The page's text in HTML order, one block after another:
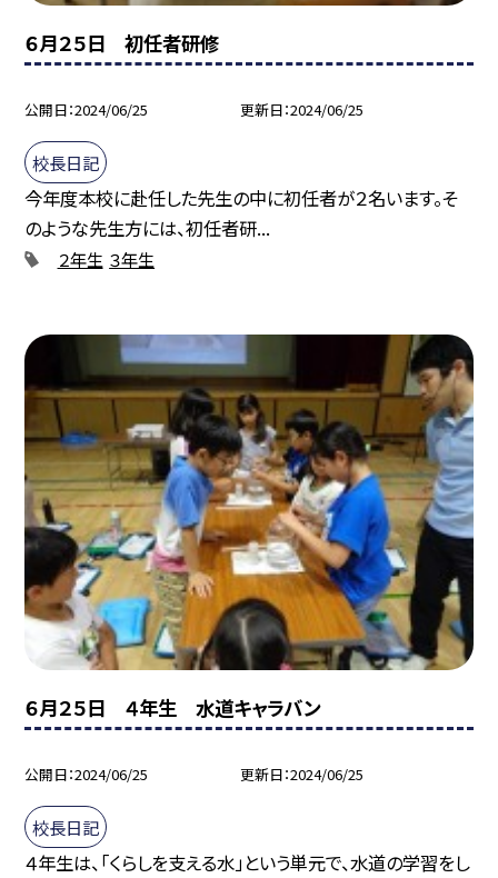
６月２５日 初任者研修
公開日 2024/06/25 更新日 2024/06/25
校長日記
今年度本校に赴任した先生の中に初任者が２名います。そ
のような先生方には、初任者研...
２年生 ３年生
６月２５日 ４年生 水道キャラバン
公開日 2024/06/25 更新日 2024/06/25
校長日記
４年生は、「くらしを支える水」という単元で、水道の学習をし